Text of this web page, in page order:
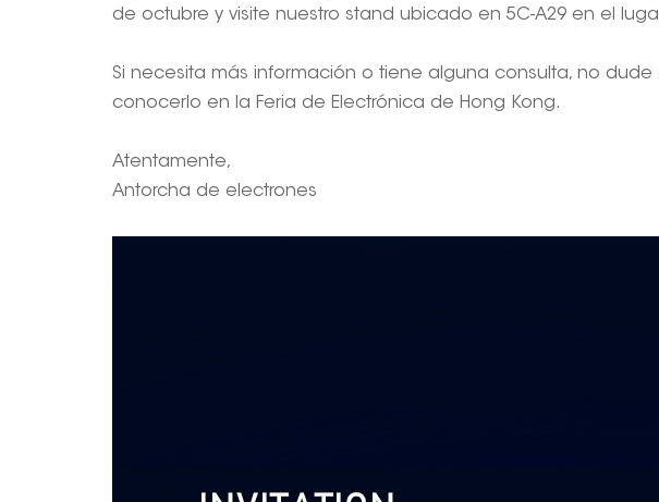
de octubre y visite nuestro stand ubicado en 5C-A29 en el
Si necesita más información o tiene alguna consulta, no
conocerlo en la Feria de Electrónica de Hong Kong.
Atentamente,
Antorcha de electrones